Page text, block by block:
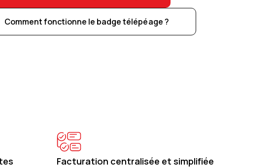
Comment fonctionne le badge télépéage ?
Facturation centralisée et simplifiée